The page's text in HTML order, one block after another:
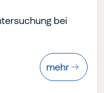
bei
mehr